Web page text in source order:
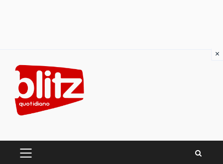
content
PRIMARY
×